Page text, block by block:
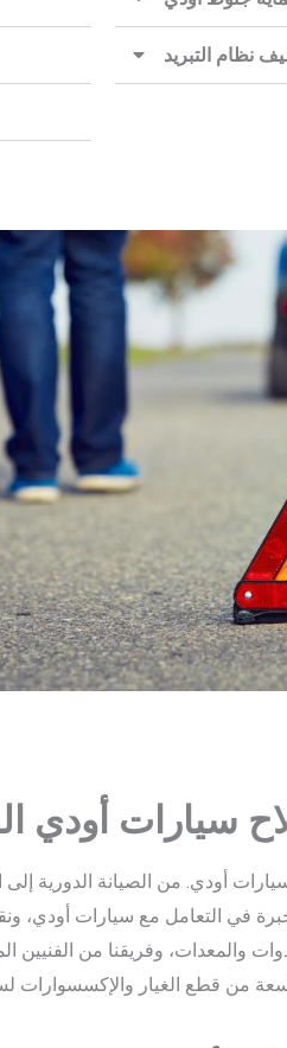
نظام التبريد
سيارات أودي
أودي. من الصيانة الدورية إلى
في التعامل مع سيارات أودي،
والمعدات، وفريقنا من الفنيين